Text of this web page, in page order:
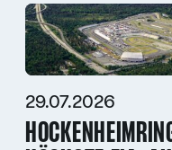
29.07.2026